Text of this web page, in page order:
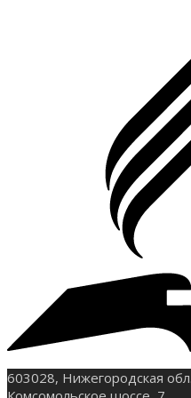
603028, Нижегородская